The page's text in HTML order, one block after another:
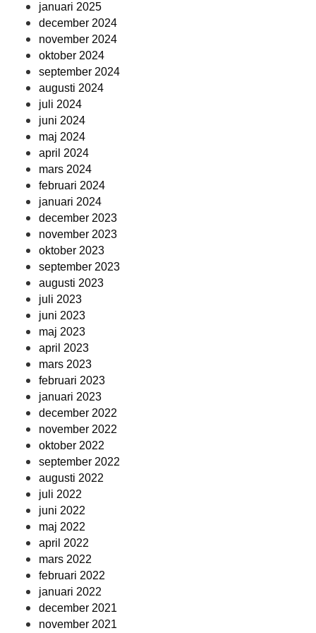
januari 2025
december 2024
november 2024
oktober 2024
september 2024
augusti 2024
juli 2024
juni 2024
maj 2024
april 2024
mars 2024
februari 2024
januari 2024
december 2023
november 2023
oktober 2023
september 2023
augusti 2023
juli 2023
juni 2023
maj 2023
april 2023
mars 2023
februari 2023
januari 2023
december 2022
november 2022
oktober 2022
september 2022
augusti 2022
juli 2022
juni 2022
maj 2022
april 2022
mars 2022
februari 2022
januari 2022
december 2021
november 2021